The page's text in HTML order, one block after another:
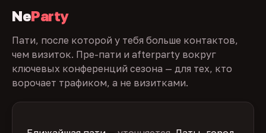
NeParty
Пати, после которой у тебя больше контактов,
чем визиток. Пре-пати и afterparty вокруг
ключевых конференций сезона — для тех, кто
ворочает трафиком, а не визитками.